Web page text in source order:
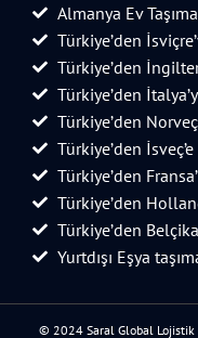
Almanya Ev Taşıma
Türkiye’den
Türkiye’den
Türkiye’den
Türkiye’den
Türkiye’den İsveç’e
Türkiye’den
Türkiye’den
Türkiye’den
Yurtdışı Eşya
© 2024 Saral Global Lojistik